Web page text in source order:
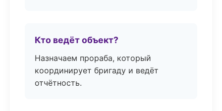
Кто ведёт объект?
Назначаем прораба, который
координирует бригаду и ведёт
отчётность.